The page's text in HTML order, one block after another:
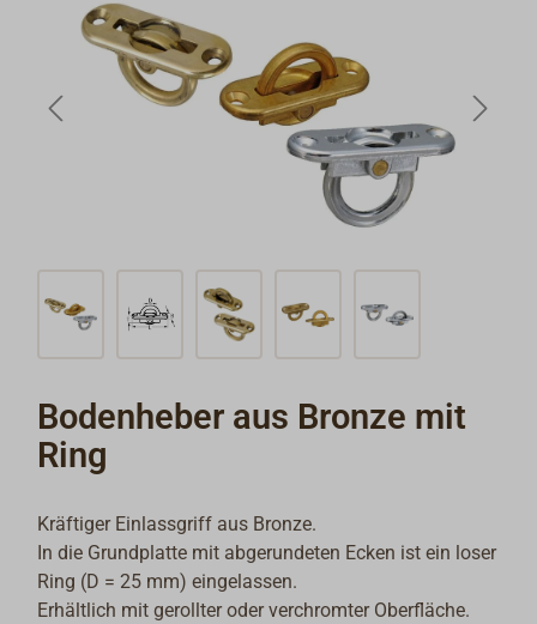
Bodenheber aus Bronze mit
Ring
Kräftiger Einlassgriff aus Bronze.
In die Grundplatte mit abgerundeten Ecken ist ein loser
Ring (D = 25 mm) eingelassen.
Erhältlich mit gerollter oder verchromter Oberfläche.